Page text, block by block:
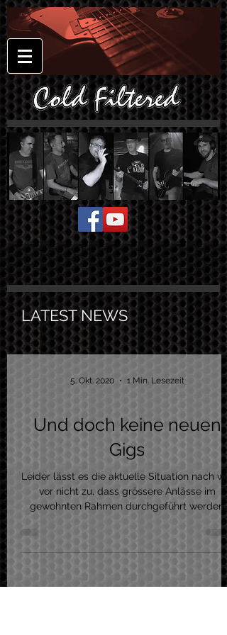
LATEST NEWS
5. Okt. 2020 1 Min. Lesezeit
Und doch keine neuen
Gigs
Leider lässt es die aktuelle Situation nach wie
vor nicht zu, dass grössere Anlässe im
gewohnten Rahmen durchgeführt werden